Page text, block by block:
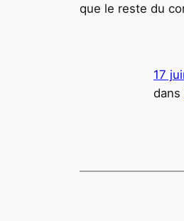
que le reste du
17
dans